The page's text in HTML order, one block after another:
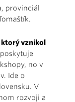
provinciál
vznikol
no v
Ide o
V
rozvoji a